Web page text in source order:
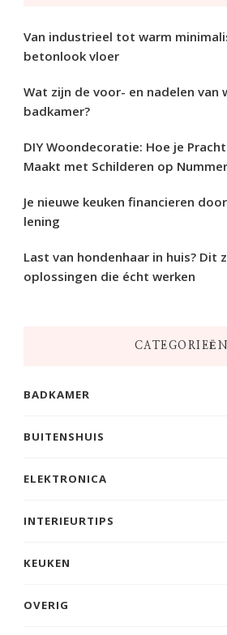
Van industrieel tot warm
betonlook vloer
Wat zijn de voor- en nadelen van
badkamer?
DIY Woondecoratie: Hoe je
Maakt met Schilderen op Nummer
Je nieuwe keuken financieren
lening
Last van hondenhaar in huis? Dit
oplossingen die écht werken
CATEGORIEËN
BADKAMER
BUITENSHUIS
ELEKTRONICA
INTERIEURTIPS
KEUKEN
OVERIG